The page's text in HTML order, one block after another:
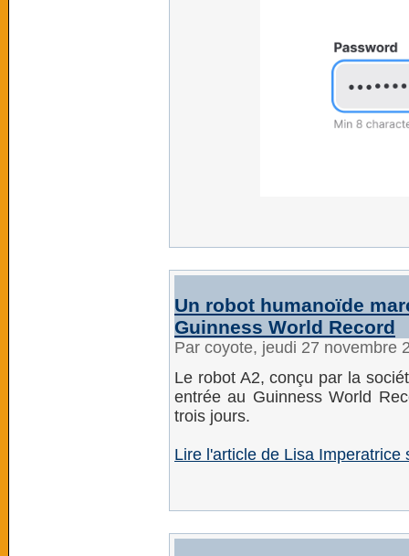
Un robot humanoïde
Guinness World Record
Par coyote, jeudi 27 novembre
Le robot A2, conçu par la
entrée au Guinness World
trois jours.
Lire l'article de Lisa Imperatrice